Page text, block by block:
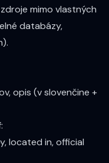
mimo vlastných
databázy,
opis (v slovenčine +
located in, official